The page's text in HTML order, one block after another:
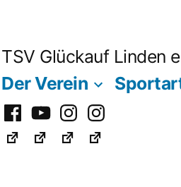
TSV Glückauf Linden
Der Verein
Facebook
YoutubeInstagramInstagram
Fußball